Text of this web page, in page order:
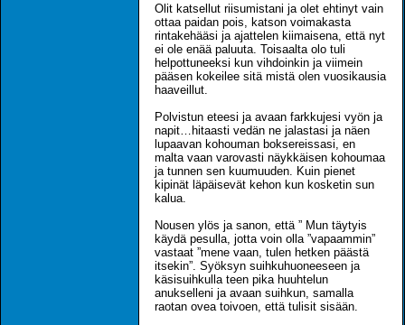
Olit katsellut riisumistani ja olet ehtinyt vain
ottaa paidan pois, katson voimakasta
rintakehääsi ja ajattelen kiimaisena, että nyt
ei ole enää paluuta. Toisaalta olo tuli
helpottuneeksi kun vihdoinkin ja viimein
pääsen kokeilee sitä mistä olen vuosikausia
haaveillut.
Polvistun eteesi ja avaan farkkujesi vyön ja
napit…hitaasti vedän ne jalastasi ja näen
lupaavan kohouman boksereissasi, en
malta vaan varovasti näykkäisen kohoumaa
ja tunnen sen kuumuuden. Kuin pienet
kipinät läpäisevät kehon kun kosketin sun
kalua.
Nousen ylös ja sanon, että ” Mun täytyis
käydä pesulla, jotta voin olla ”vapaammin”
vastaat ”mene vaan, tulen hetken päästä
itsekin”. Syöksyn suihkuhuoneeseen ja
käsisuihkulla teen pika huuhtelun
anukselleni ja avaan suihkun, samalla
raotan ovea toivoen, että tulisit sisään.